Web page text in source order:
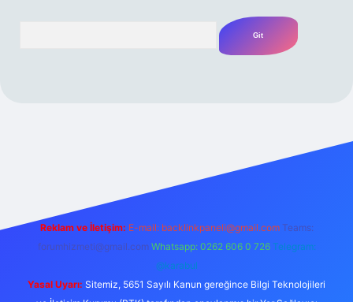
Reklam ve İletişim: E-mail: backlinkpaneli@gmail.com Teams:
forumhizmeti@gmail.com Whatsapp: 0262 606 0 726 Telegram:
@karabul
Yasal Uyarı: Sitemiz, 5651 Sayılı Kanun gereğince Bilgi Teknolojileri